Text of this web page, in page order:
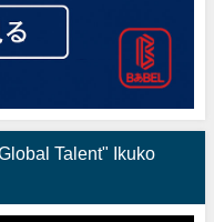
Talent" Ikuko